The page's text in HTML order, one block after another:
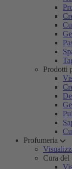
Prodotti
Profumeria
Cura del